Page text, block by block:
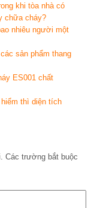
khi tòa nhà có
chữa cháy?
nhiêu người một
sản phẩm thang
ES001 chất
hiểm thì diện tích
Các trường bắt buộc